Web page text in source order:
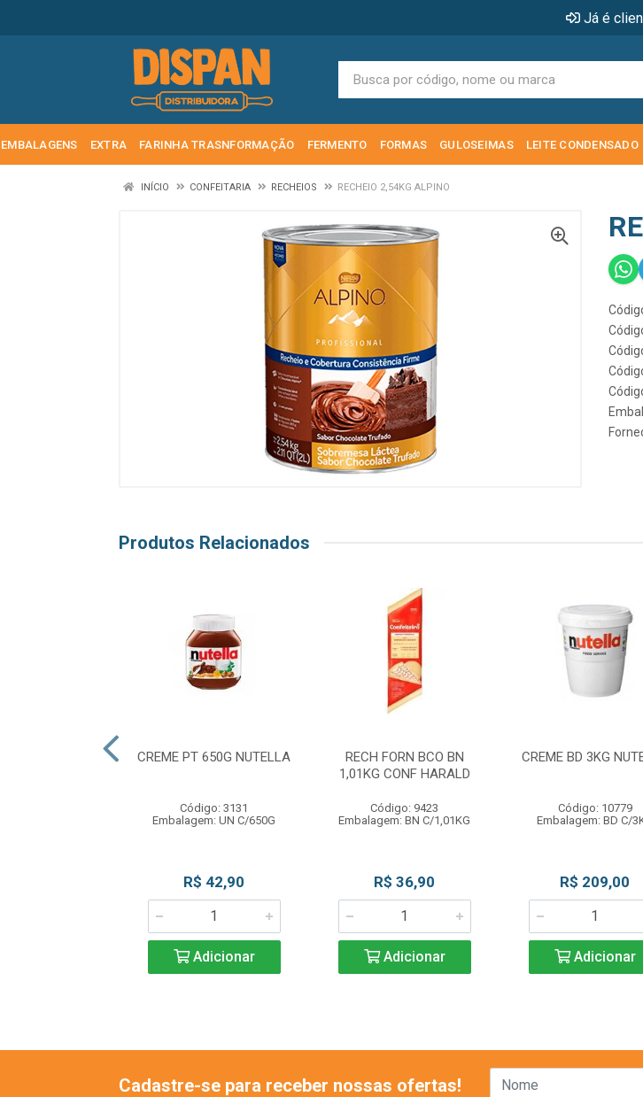
Já é
EMBALAGENS EXTRA FARINHA TRASNFORMAÇÃO FERMENTO FORMAS GULOSEIMAS LEITE CONDENSADO
INÍCIO CONFEITARIA RECHEIOS RECHEIO 2,54KG ALPINO
Produtos Relacionados
CREME PT 650G NUTELLA
Código: 3131
Embalagem: UN C/650G
R$ 42,90
Adicionar
RECH FORN BCO BN
1,01KG CONF HARALD
Código: 9423
Embalagem: BN C/1,01KG
R$ 36,90
Adicionar
CREME BD 3KG
Código: 10779
Embalagem: BD C/
R$ 209,00
Adicionar
Cadastre-se para receber nossas ofertas!